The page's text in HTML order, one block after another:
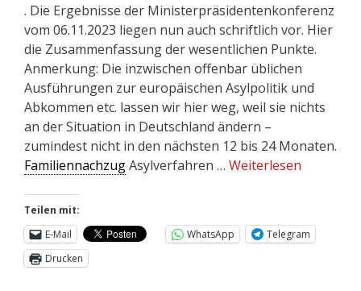
. Die Ergebnisse der Ministerpräsidentenkonferenz
vom 06.11.2023 liegen nun auch schriftlich vor. Hier
die Zusammenfassung der wesentlichen Punkte.
Anmerkung: Die inzwischen offenbar üblichen
Ausführungen zur europäischen Asylpolitik und
Abkommen etc. lassen wir hier weg, weil sie nichts
an der Situation in Deutschland ändern –
zumindest nicht in den nächsten 12 bis 24 Monaten.
FamiliennachzugAsylverfahren … Weiterlesen
Teilen mit:
E-Mail
WhatsApp
Telegram
Drucken